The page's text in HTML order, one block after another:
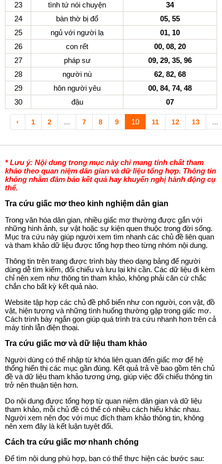
23
tình tứ nói chuyện
34
24
bàn thờ bị đổ
05, 55
25
ngủ với người lạ
01, 10
26
con rết
00, 08, 20
27
pháp sư
09, 29, 35, 96
28
người nù
62, 82, 68
29
hôn người yêu
00, 84, 74, 48
30
đậu 07
‹ 1 2 ... 7 8 9 10 11 12 13 ...
* Lưu ý: Nội dung trong mục này chỉ mang tính chất tham
khảo theo quan niệm dân gian và dữ liệu tổng hợp. Thông tin
không nhằm đảm bảo kết quả hay khuyến nghị hành động cụ
thể.
Tra cứu giấc mơ theo kinh nghiệm dân gian
Trong văn hóa dân gian, nhiều giấc mơ thường được gắn với
những hình ảnh, sự vật hoặc sự kiện quen thuộc trong đời sống.
Mục tra cứu này giúp người xem tìm nhanh các chủ đề liên quan
và tham khảo dữ liệu được tổng hợp theo từng nhóm nội dung.
Thông tin trên trang được trình bày theo dạng bảng để người
dùng dễ tìm kiếm, đối chiếu và lưu lại khi cần. Các dữ liệu đi kèm
chỉ nên xem như thông tin tham khảo, không phải căn cứ chắc
chắn cho bất kỳ kết quả nào.
Website tập hợp các chủ đề phổ biến như con người, con vật, đồ
vật, hiện tượng và những tình huống thường gặp trong giấc mơ.
Cách trình bày ngắn gọn giúp quá trình tra cứu nhanh hơn trên cả
máy tính lẫn điện thoại.
Tra cứu giấc mơ và dữ liệu tham khảo
Người dùng có thể nhập từ khóa liên quan đến giấc mơ để hệ
thống hiển thị các mục gần đúng. Kết quả trả về bao gồm tên chủ
đề và dữ liệu tham khảo tương ứng, giúp việc đối chiếu thông tin
trở nên thuận tiện hơn.
Do nội dung được tổng hợp từ quan niệm dân gian và dữ liệu
tham khảo, mỗi chủ đề có thể có nhiều cách hiểu khác nhau.
Người xem nên đọc với mục đích tham khảo thông tin, không
nên xem đây là kết luận tuyệt đối.
Cách tra cứu giấc mơ nhanh chóng
Để tìm nội dung phù hợp, bạn có thể thực hiện các bước sau: